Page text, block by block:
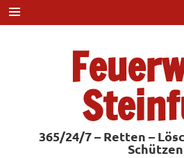
Zum
Inhalt
springen
365/24/7 – Retten –
Schützen